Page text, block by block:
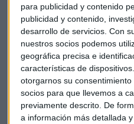
para publicidad y contenido
publicidad y contenido,
desarrollo de servicios. Con
nuestros socios podemos
geográfica precisa e
características de
otorgarnos su
socios para que llevemos a
previamente descrito. De
a información más detallada
Desde que reciba la oferta,el
aceptarla o rechazarla , en
entendido su preferencia por
procedimiento que será
cara a su futura tributación,
ningún tipo de interés de
declaración de la renta.